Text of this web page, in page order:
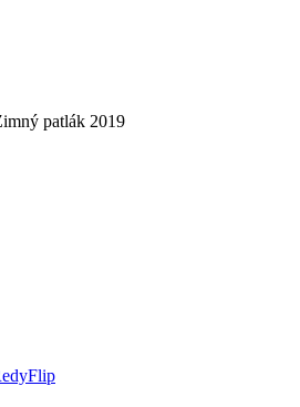
patlák 2019